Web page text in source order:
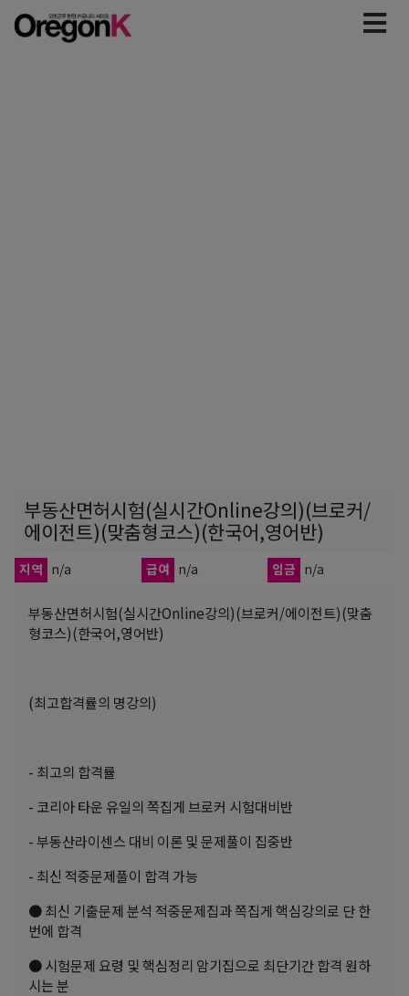
부동산면허시험(실시간Online강의)(브로커/
에이전트)(맞춤형코스)(한국어,영어반)
지역 n/a 급여 n/a 임금 n/a
부동산면허시험(실시간Online강의)(브로커/에이전트)(맞춤
형코스)(한국어,영어반)
(최고합격률의 명강의)
- 최고의 합격률
- 코리아 타운 유일의 쪽집게 브로커 시험대비반
- 부동산라이센스 대비 이론 및 문제풀이 집중반
- 최신 적중문제풀이 합격 가능
● 최신 기출문제 분석 적중문제집과 쪽집게 핵심강의로 단 한
번에 합격
● 시험문제 요령 및 핵심정리 암기집으로 최단기간 합격 원하
시는 분